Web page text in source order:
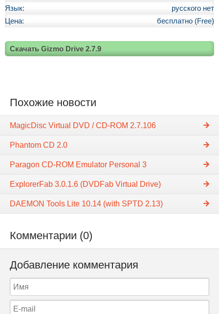
Язык:
русского нет
Цена:
бесплатно (Free)
Скачать Gizmo Drive 2.7.9
Похожие новости
MagicDisc Virtual DVD / CD-ROM 2.7.106
Phantom CD 2.0
Paragon CD-ROM Emulator Personal 3
ExplorerFab 3.0.1.6 (DVDFab Virtual Drive)
DAEMON Tools Lite 10.14 (with SPTD 2.13)
Комментарии (0)
Добавление комментария